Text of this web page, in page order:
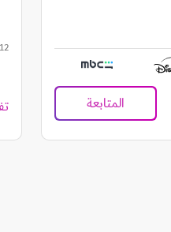
المتابعة
12 شهراً علينا